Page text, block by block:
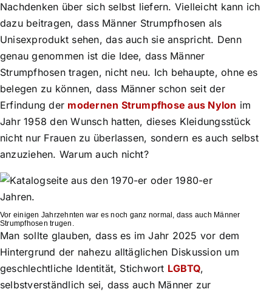
Nachdenken über sich selbst liefern. Vielleicht kann ich
dazu beitragen, dass Männer Strumpfhosen als
Unisexprodukt sehen, das auch sie anspricht. Denn
genau genommen ist die Idee, dass Männer
Strumpfhosen tragen, nicht neu. Ich behaupte, ohne es
belegen zu können, dass Männer schon seit der
Erfindung der modernen Strumpfhose aus Nylon im
Jahr 1958 den Wunsch hatten, dieses Kleidungsstück
nicht nur Frauen zu überlassen, sondern es auch selbst
anzuziehen. Warum auch nicht?
Vor einigen Jahrzehnten war es noch ganz normal, dass auch Männer
Strumpfhosen trugen.
Man sollte glauben, dass es im Jahr 2025 vor dem
Hintergrund der nahezu alltäglichen Diskussion um
geschlechtliche Identität, Stichwort LGBTQ,
selbstverständlich sei, dass auch Männer zur